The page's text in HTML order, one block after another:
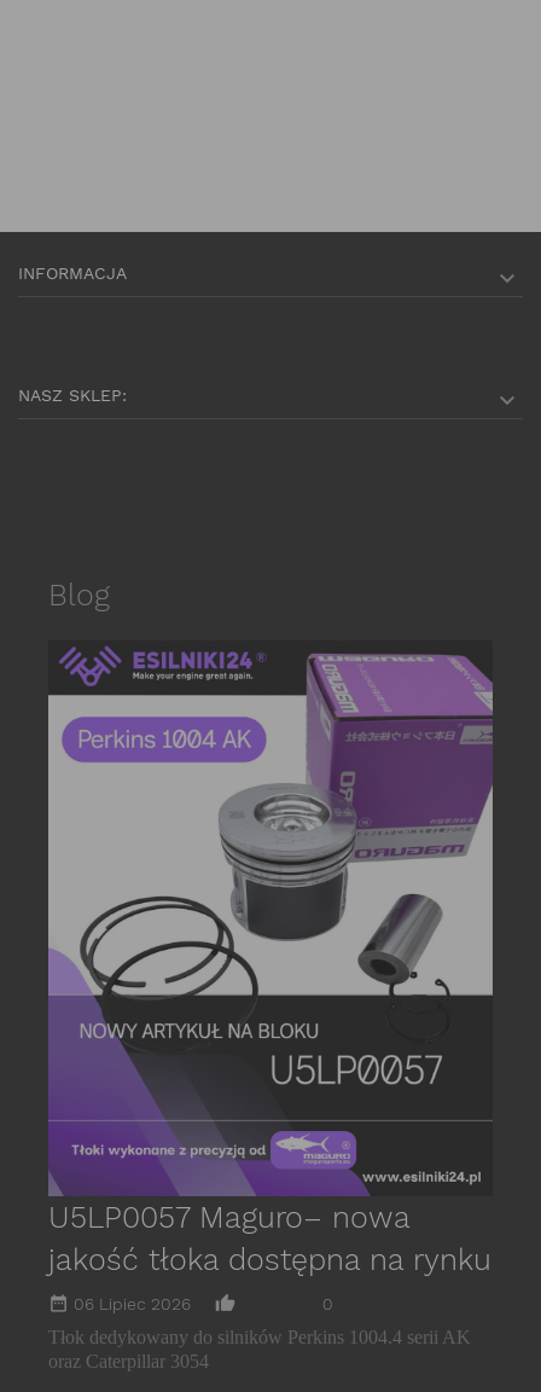
INFORMACJA 
NASZ SKLEP: 
Blog
U5LP0057 Maguro– nowa
jakość tłoka dostępna na rynku
date_range 06 Lipiec 2026 thumb_up_alt 0
Tłok dedykowany do silników Perkins 1004.4 serii AK
oraz Caterpillar 3054